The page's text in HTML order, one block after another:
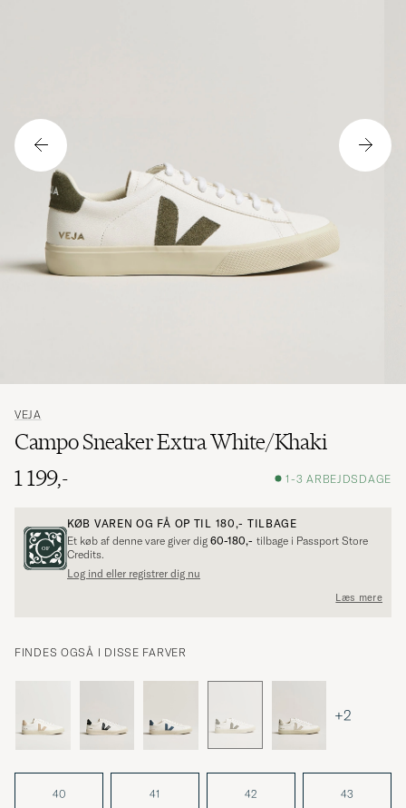
VEJA
Campo Sneaker Extra White/Khaki
1 199,-
1-3 ARBEJDSDAGE
KØB VAREN OG FÅ OP TIL 180,- TILBAGE
Et køb af denne vare giver dig 60-180,- tilbage i Passport Store
Credits.
Log ind eller registrer dig nu
Læs mere
FINDES OGSÅ I DISSE FARVER
+2
40 41 42 43